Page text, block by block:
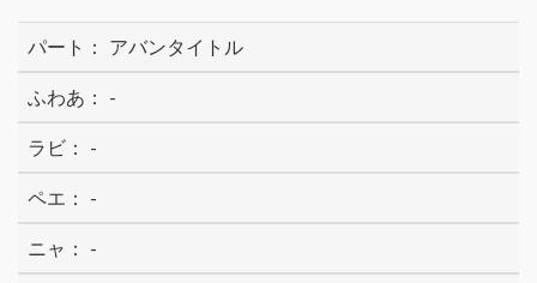
アバンタイトル
-
-
-
-